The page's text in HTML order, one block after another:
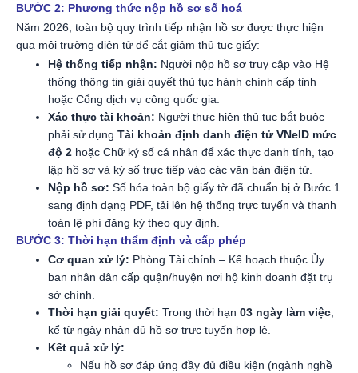
BƯỚC 2: Phương thức nộp hồ sơ số hoá
Năm 2026, toàn bộ quy trình tiếp nhận hồ sơ được thực hiện
qua môi trường điện tử để cắt giảm thủ tục giấy:
Hệ thống tiếp nhận: Người nộp hồ sơ truy cập vào Hệ
thống thông tin giải quyết thủ tục hành chính cấp tỉnh
hoặc Cổng dịch vụ công quốc gia.
Xác thực tài khoản: Người thực hiện thủ tục bắt buộc
phải sử dụng Tài khoản định danh điện tử VNeID mức
độ 2 hoặc Chữ ký số cá nhân để xác thực danh tính, tạo
lập hồ sơ và ký số trực tiếp vào các văn bản điện tử.
Nộp hồ sơ: Số hóa toàn bộ giấy tờ đã chuẩn bị ở Bước 1
sang định dạng PDF, tải lên hệ thống trực tuyến và thanh
toán lệ phí đăng ký theo quy định.
BƯỚC 3: Thời hạn thẩm định và cấp phép
Cơ quan xử lý: Phòng Tài chính – Kế hoạch thuộc Ủy
ban nhân dân cấp quận/huyện nơi hộ kinh doanh đặt trụ
sở chính.
Thời hạn giải quyết: Trong thời hạn 03 ngày làm việc
kể từ ngày nhận đủ hồ sơ trực tuyến hợp lệ.
Kết quả xử lý:
Nếu hồ sơ đáp ứng đầy đủ điều kiện (ngành nghề